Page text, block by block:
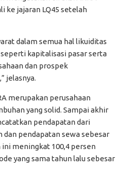
ke jajaran LQ45 setelah
dalam semua hal likuiditas
kapitalisasi pasar serta
dan prospek
jelasnya.
merupakan perusahaan
yang solid. Sampai akhir
pendapatan dari
pendapatan sewa sebesar
meningkat 100,4 persen
yang sama tahun lalu sebesar